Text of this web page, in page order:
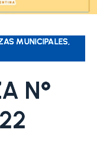
MUNICIPALES,
N°